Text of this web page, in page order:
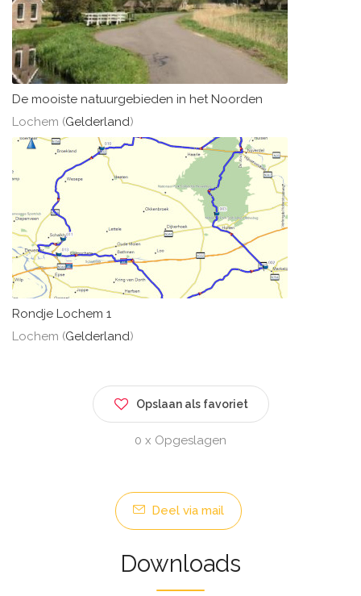
De mooiste natuurgebieden in het Noorden
Lochem (Gelderland)
Rondje Lochem 1
Lochem (Gelderland)
Opslaan als favoriet
0 x Opgeslagen
Deel via mail
Downloads